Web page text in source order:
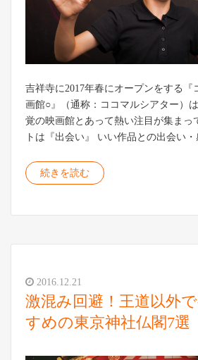
吉祥寺に2017年春にオープンをする『
画館○』（通称：ココマルシアター）
覚の映画館とあって熱い注目が集まっ
トは『出会い』 いい作品との出会い
続きを読む
2016.12.21
激混み回避！王道以外
すめの東京神社仏閣7選